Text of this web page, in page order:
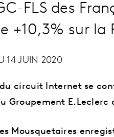
FLS des
+10,3% sur la
14 JUIN 2020
circuit Internet se
Groupement
Mousquetaires